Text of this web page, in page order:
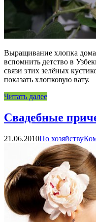
Выращивание хлопка дома
вспомнить детство в
связи этих зелёных
показать хлопковую вату.
Читать далее
Свадебные
21.06.2010По хозяйству